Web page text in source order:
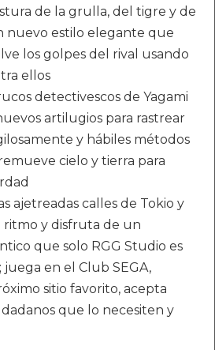
de la grulla, del tigre y de
nuevo estilo elegante que
los golpes del rival usando
ellos
detectivescos de Yagami
artilugios para rastrear
y hábiles métodos
cielo y tierra para
ajetreadas calles de Tokio y
ritmo y disfruta de un
que solo RGG Studio es
juega en el Club SEGA,
sitio favorito, acepta
que lo necesiten y